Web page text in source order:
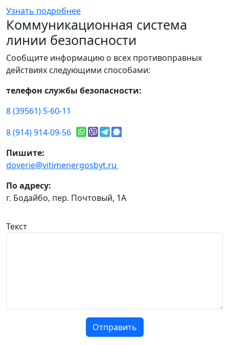
Узнать подробнее
Коммуникационная система
линии безопасности
Сообщите информацию о всех противоправных
действиях следующими способами:
телефон службы безопасности:
8 (39561) 5-60-11
8 (914) 914-09-56
Пишите:
doverie@vitimenergosbyt.ru
По адресу:
г. Бодайбо, пер. Почтовый, 1А
Текст
Отправить